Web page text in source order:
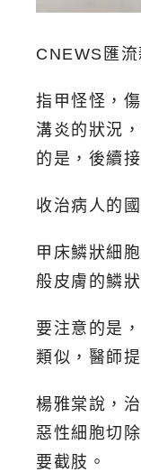
CNEWS匯
指甲怪怪，
溝炎的狀況
的是，後續
收治病人的
甲床鱗狀細
般皮膚的鱗
要注意的是
類似，醫師
楊雅棠說，
惡性細胞切
要截肢。